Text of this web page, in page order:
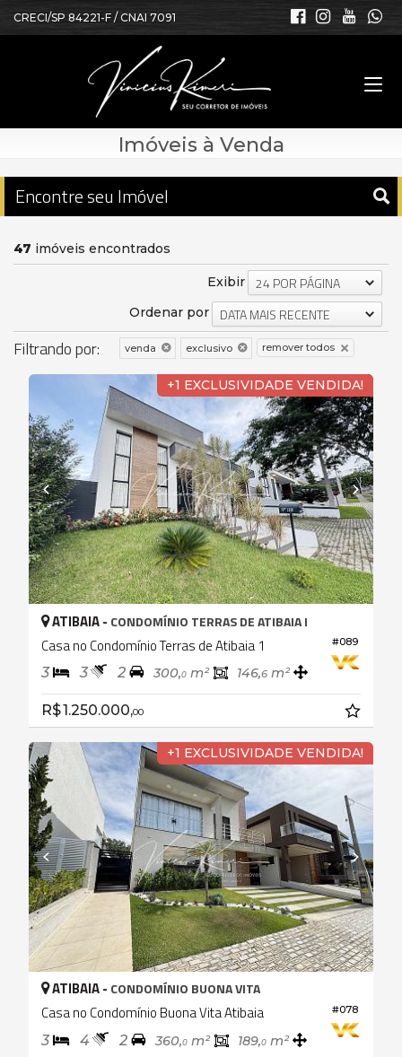
CRECI/SP 84221-F / CNAI 7091
Imóveis à Venda
Encontre seu Imóvel
47 imóveis encontrados
Exibir 24 POR PÁGINA
Ordenar por DATA MAIS RECENTE
Filtrando por: venda exclusivo remover todos
+1 EXCLUSIVIDADE VENDIDA!
#089
ATIBAIA - CONDOMÍNIO TERRAS DE ATIBAIA I
Casa no Condomínio Terras de Atibaia 1
3 3 2 300,0 m² 146,6 m²
R$ 1.250.000,00
+1 EXCLUSIVIDADE VENDIDA!
#078
ATIBAIA - CONDOMÍNIO BUONA VITA
Casa no Condomínio Buona Vita Atibaia
3 4 2 360,0 m² 189,0 m²